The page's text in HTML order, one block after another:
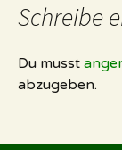
Schreibe
Du musst
abzugeben.